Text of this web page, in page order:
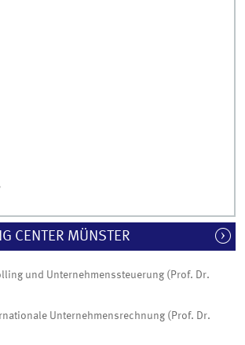
CENTER MÜNSTER
und Unternehmenssteuerung (Prof. Dr.
Unternehmensrechnung (Prof. Dr.